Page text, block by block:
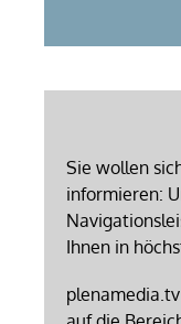
Sie wollen
informieren:
Ihnen in